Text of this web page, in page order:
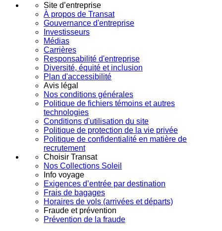
Site d’entreprise
À propos de Transat
Gouvernance d'entreprise
Investisseurs
Médias
Carrières
Responsabilité d'entreprise
Diversité, équité et inclusion
Plan d'accessibilité
Avis légal
Nos conditions générales
Politique de fichiers témoins et autres
technologies
Conditions d'utilisation du site
Politique de protection de la vie privée
Politique de confidentialité en matière de
recrutement
Choisir Transat
Nos Collections Soleil
Info voyage
Exigences d’entrée par destination
Frais de bagages
Horaires de vols (arrivées et départs)
Fraude et prévention
Prévention de la fraude